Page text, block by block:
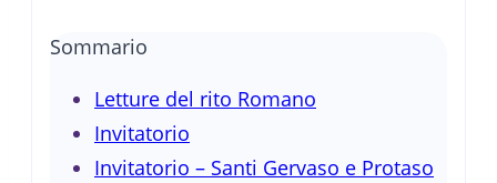
Sommario
Letture del rito Romano
Invitatorio
Invitatorio – Santi Gervaso e Protaso